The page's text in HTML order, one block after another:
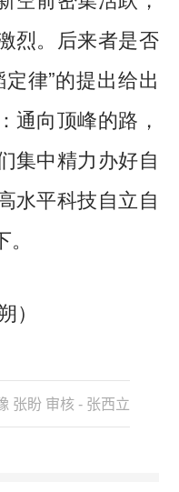
烈。后来者是否
律”的提出给出
通向顶峰的路，
集中精力办好自
水平科技自立自
张盼 审核 - 张西立